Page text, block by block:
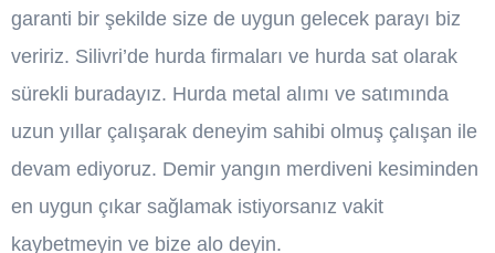
garanti bir şekilde size de uygun gelecek parayı biz
veririz. Silivri’de hurda firmaları ve hurda sat olarak
sürekli buradayız. Hurda metal alımı ve satımında
uzun yıllar çalışarak deneyim sahibi olmuş çalışan ile
devam ediyoruz. Demir yangın merdiveni kesiminden
en uygun çıkar sağlamak istiyorsanız vakit
kaybetmeyin ve bize alo deyin.